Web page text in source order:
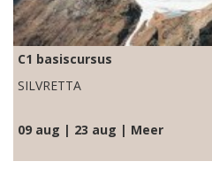
C1 basiscursus
SILVRETTA
09 aug | 23 aug | Meer